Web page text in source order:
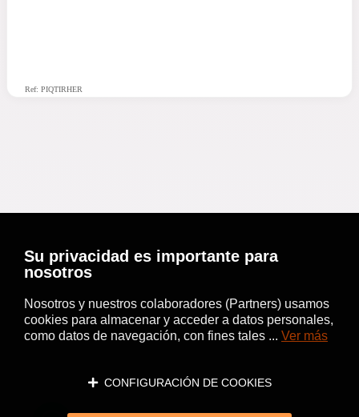
Ref: PIQTIRHER
Su privacidad es importante para
nosotros
Nosotros y nuestros colaboradores (Partners) usamos
cookies para almacenar y acceder a datos personales,
como datos de navegación, con fines tales ... Ver más
CONFIGURACIÓN DE COOKIES